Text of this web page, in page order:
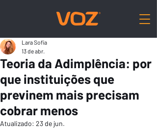
Teoria da Adimplência: por
que instituições que
previnem mais precisam
cobrar menos
Lara Sofia
13 de abr.
Atualizado: 23 de jun.